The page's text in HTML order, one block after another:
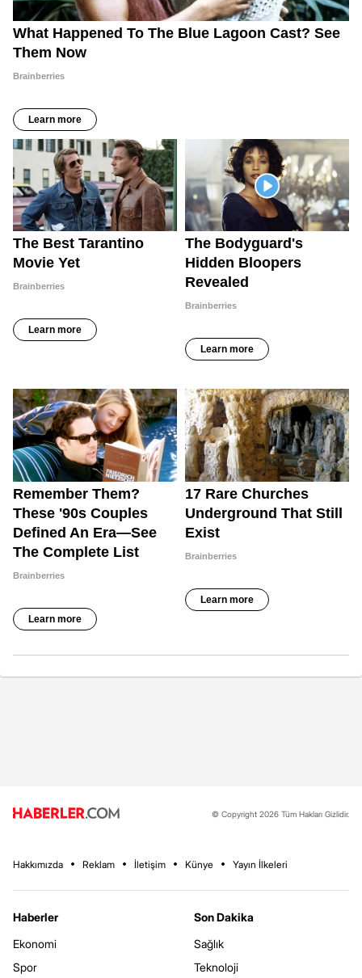
© Copyright 2026 Tüm Hakları Gizlidir.
Hakkımızda Reklam İletişim Künye Yayın İlkeleri
Haberler
Ekonomi
Spor
Son Dakika
Sağlık
Teknoloji